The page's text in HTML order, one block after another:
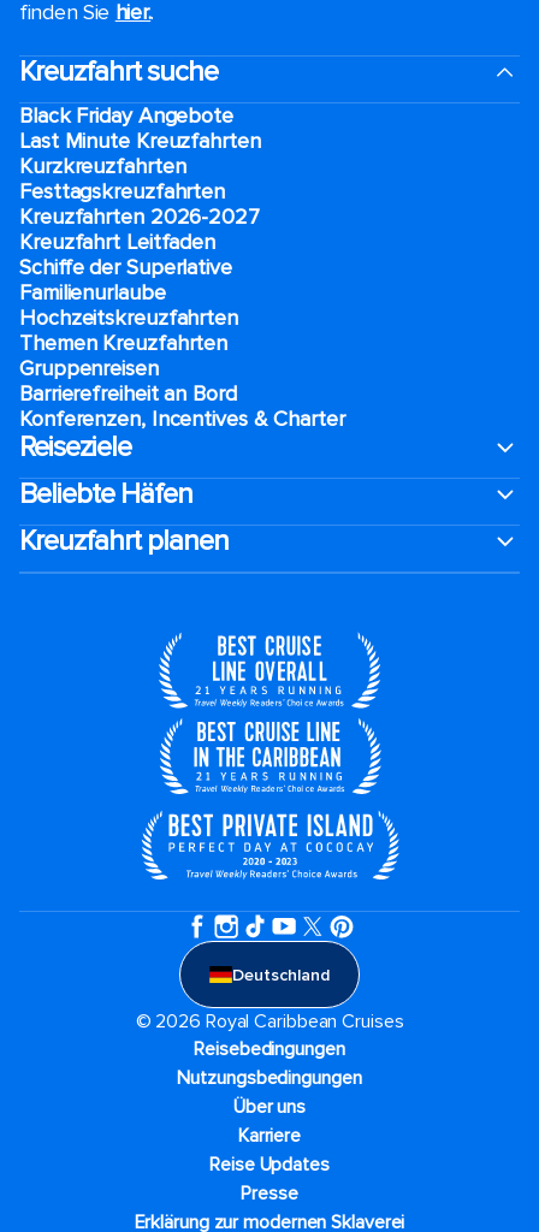
finden Sie hier..
Kreuzfahrt suche
Black Friday Angebote
Last Minute Kreuzfahrten
Kurzkreuzfahrten​
Festtagskreuzfahrten​
Kreuzfahrten 2026-2027
Kreuzfahrt Leitfaden
Schiffe der Superlative
Familienurlaube​
Hochzeitskreuzfahrten
Themen Kreuzfahrten
Gruppenreisen
Barrierefreiheit an Bord​
Konferenzen, Incentives & Charter
Reiseziele
Beliebte Häfen
Kreuzfahrt planen
Deutschland
© 2026 Royal Caribbean Cruises
Reisebedingungen
Nutzungsbedingungen
Über uns
Karriere​
Reise Updates​
Presse
Erklärung zur modernen Sklaverei